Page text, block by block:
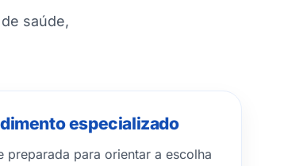
saúde,
especializado
preparada para orientar a escolha